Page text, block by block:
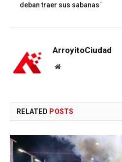
deban traer sus sabanas¨
ArroyitoCiudad
Website
RELATED POSTS